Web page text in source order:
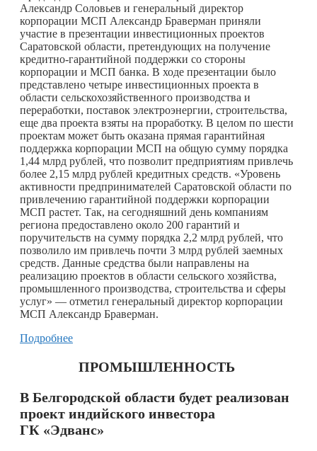
Александр Соловьев и генеральный директор
корпорации МСП Александр Браверман приняли
участие в презентации инвестиционных проектов
Саратовской области, претендующих на получение
кредитно-гарантийной поддержки со стороны
корпорации и МСП банка. В ходе презентации было
представлено четыре инвестиционных проекта в
области сельскохозяйственного производства и
переработки, поставок электроэнергии, строительства,
еще два проекта взяты на проработку. В целом по шести
проектам может быть оказана прямая гарантийная
поддержка корпорации МСП на общую сумму порядка
1,44 млрд рублей, что позволит предприятиям привлечь
более 2,15 млрд рублей кредитных средств. «Уровень
активности предпринимателей Саратовской области по
привлечению гарантийной поддержки корпорации
МСП растет. Так, на сегодняшний день компаниям
региона предоставлено около 200 гарантий и
поручительств на сумму порядка 2,2 млрд рублей, что
позволило им привлечь почти 3 млрд рублей заемных
средств. Данные средства были направлены на
реализацию проектов в области сельского хозяйства,
промышленного производства, строительства и сферы
услуг» — отметил генеральный директор корпорации
МСП Александр Браверман.
Подробнее
ПРОМЫШЛЕННОСТЬ
В Белгородской области будет реализован
проект индийского инвестора
ГК «Эдванс»